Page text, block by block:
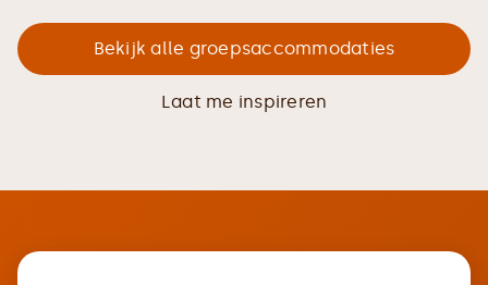
Bekijk alle groepsaccommodaties
Laat me inspireren